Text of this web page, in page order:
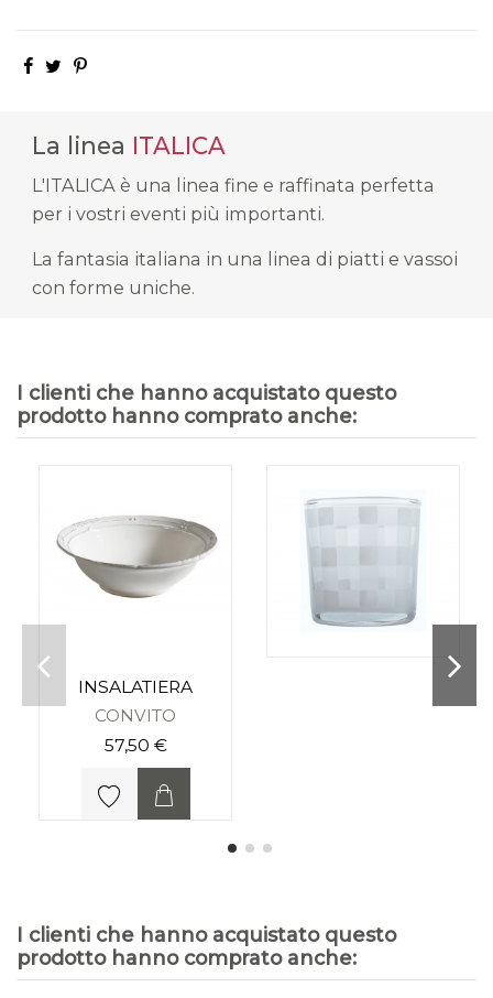
La linea ITALICA
L'ITALICA è una linea fine e raffinata perfetta
per i vostri eventi più importanti.
La fantasia italiana in una linea di piatti e vassoi
con forme uniche.
I clienti che hanno acquistato questo
prodotto hanno comprato anche:
INSALATIERA
CONVITO
57,50 €
I clienti che hanno acquistato questo
prodotto hanno comprato anche: